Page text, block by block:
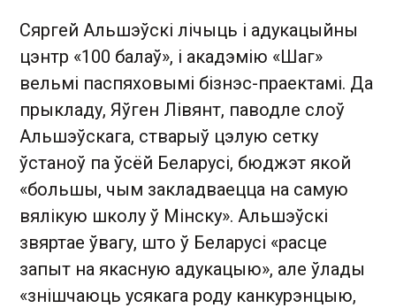
Сяргей Альшэўскі лічыць і адукацыйны
цэнтр «100 балаў», і акадэмію «Шаг»
вельмі паспяховымі бізнэс-праектамі. Да
прыкладу, Яўген Лівянт, паводле слоў
Альшэўскага, стварыў цэлую сетку
ўстаноў па ўсёй Беларусі, бюджэт якой
«большы, чым закладваецца на самую
вялікую школу ў Мінску». Альшэўскі
звяртае ўвагу, што ў Беларусі «расце
запыт на якасную адукацыю», але ўлады
«знішчаюць усякага роду канкурэнцыю,